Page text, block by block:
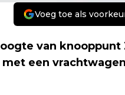
Voeg toe als
van
een